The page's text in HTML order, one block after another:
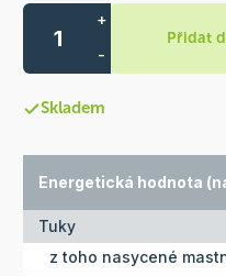
+
-
Přidat
Skladem
Energetická hodnota
Tuky
z toho nasycené